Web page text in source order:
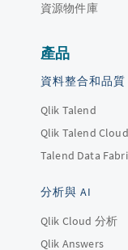
資源物件庫
產品
資料整合和品質
Qlik Talend
Qlik Talend Cloud
Talend Data
分析與 AI
Qlik Cloud 分析
Qlik Answers